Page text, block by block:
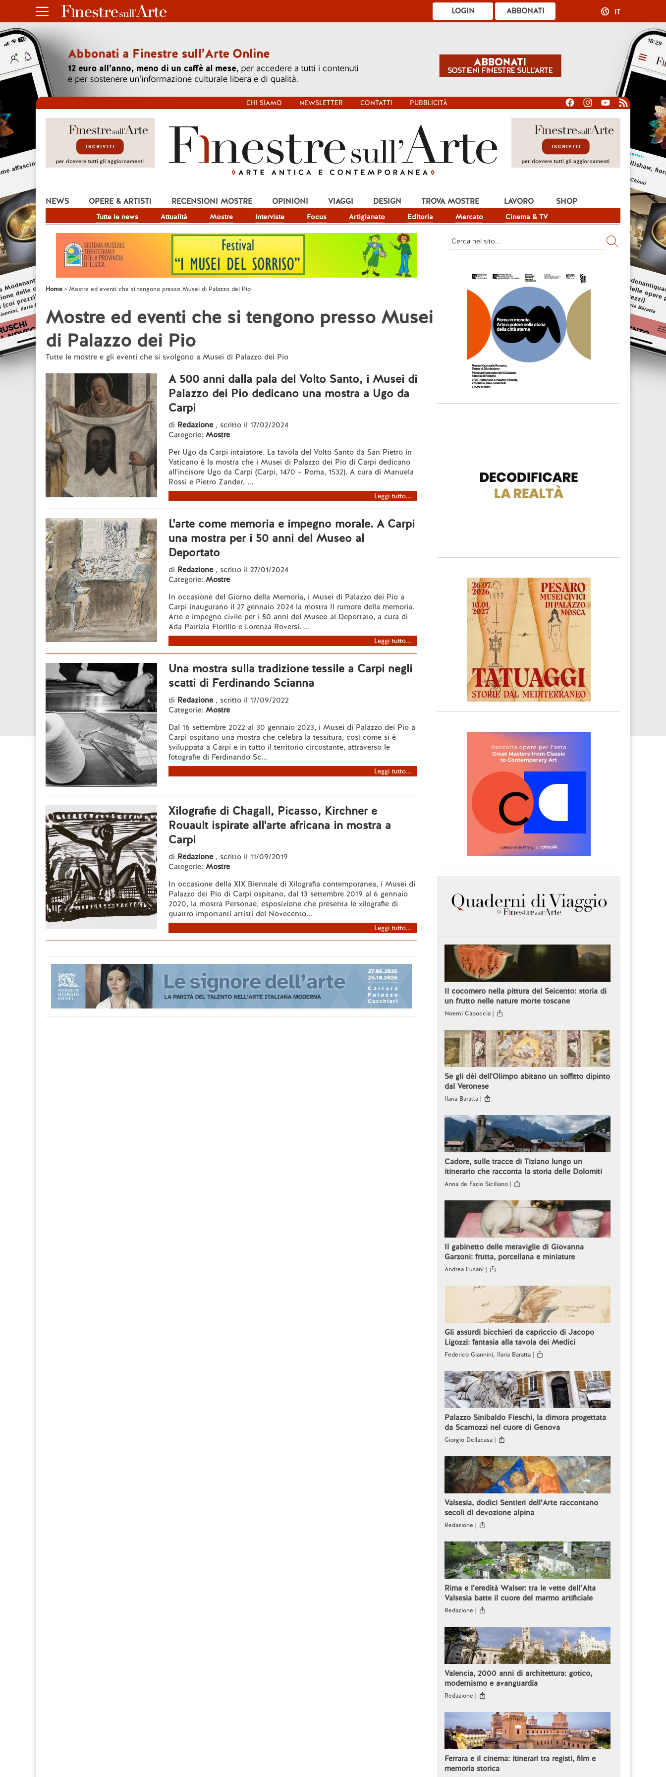
ABBONATI
LOGIN IT
CHI SIAMO NEWSLETTER CONTATTI PUBBLICITÀ
NEWS
Tutte le news Attualità Mostre Interviste Focus Artigianato Editoria Mercato Cinema & TV
OPERE & ARTISTI RECENSIONI MOSTRE OPINIONI VIAGGI DESIGN TROVA MOSTRE LAVORO SHOP
Home Mostre ed eventi che si tengono presso Musei di Palazzo dei Pio
Mostre ed eventi che si tengono presso Musei
di Palazzo dei Pio
Tutte le mostre e gli eventi che si svolgono a Musei di Palazzo dei Pio
A 500 anni dalla pala del Volto Santo, i Musei di
Palazzo dei Pio dedicano una mostra a Ugo da
Carpi
di Redazione , scritto il 17/02/2024
Categorie: Mostre
Per Ugo da Carpi intaiatore. La tavola del Volto Santo da San Pietro in
Vaticano è la mostra che i Musei di Palazzo dei Pio di Carpi dedicano
all'incisore Ugo da Carpi (Carpi, 1470 – Roma, 1532). A cura di Manuela
Rossi e Pietro Zander, ...
Leggi tutto...
L'arte come memoria e impegno morale. A Carpi
una mostra per i 50 anni del Museo al
Deportato
di Redazione , scritto il 27/01/2024
Categorie: Mostre
In occasione del Giorno della Memoria, i Musei di Palazzo dei Pio a
Carpi inaugurano il 27 gennaio 2024 la mostra Il rumore della memoria.
Arte e impegno civile per i 50 anni del Museo al Deportato, a cura di
Ada Patrizia Fiorillo e Lorenza Roversi. ...
Leggi tutto...
Una mostra sulla tradizione tessile a Carpi negli
scatti di Ferdinando Scianna
di Redazione , scritto il 17/09/2022
Categorie: Mostre
Dal 16 settembre 2022 al 30 gennaio 2023, i Musei di Palazzo dei Pio a
Carpi ospitano una mostra che celebra la tessitura, così come si è
sviluppata a Carpi e in tutto il territorio circostante, attraverso le
fotografie di Ferdinando Sc...
Leggi tutto...
Xilografie di Chagall, Picasso, Kirchner e
Rouault ispirate all'arte africana in mostra a
Carpi
di Redazione , scritto il 11/09/2019
Categorie: Mostre
In occasione della XIX Biennale di Xilografia contemporanea, i Musei di
Palazzo dei Pio di Carpi ospitano, dal 13 settembre 2019 al 6 gennaio
2020, la mostra Personae, esposizione che presenta le xilografie di
quattro importanti artisti del Novecento...
Leggi tutto...
Il cocomero nella pittura del Seicento: storia di
un frutto nelle nature morte toscane
Noemi Capoccia |
Se gli dèi dell'Olimpo abitano un soffitto dipinto
dal Veronese
Ilaria Baratta |
Cadore, sulle tracce di Tiziano lungo un
itinerario che racconta la storia delle Dolomiti
Anna de Fazio Siciliano |
Il gabinetto delle meraviglie di Giovanna
Garzoni: frutta, porcellana e miniature
Andrea Fusani |
Gli assurdi bicchieri da capriccio di Jacopo
Ligozzi: fantasia alla tavola dei Medici
Federico Giannini, Ilaria Baratta |
Palazzo Sinibaldo Fieschi, la dimora progettata
da Scamozzi nel cuore di Genova
Giorgio Dellacasa |
Valsesia, dodici Sentieri dell’Arte raccontano
secoli di devozione alpina
Redazione |
Rima e l’eredità Walser: tra le vette dell’Alta
Valsesia batte il cuore del marmo artificiale
Redazione |
Valencia, 2000 anni di architettura: gotico,
modernismo e avanguardia
Redazione |
Ferrara e il cinema: itinerari tra registi, film e
memoria storica